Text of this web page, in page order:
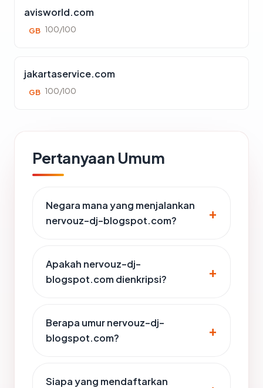
avisworld.com
GB 100/100
jakartaservice.com
GB 100/100
Pertanyaan Umum
Negara mana yang menjalankan
nervouz-dj-blogspot.com?
Apakah nervouz-dj-
blogspot.com dienkripsi?
Berapa umur nervouz-dj-
blogspot.com?
Siapa yang mendaftarkan